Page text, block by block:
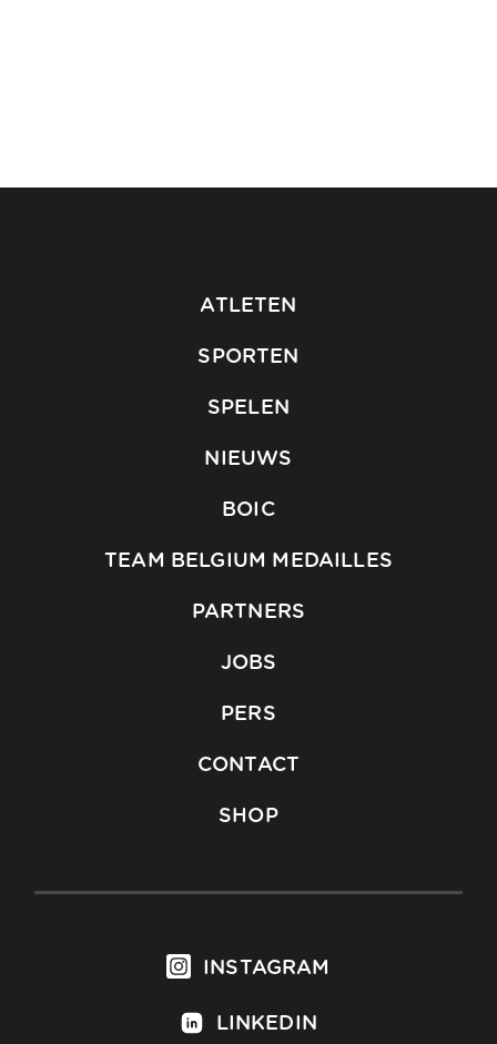
ATLETEN
SPORTEN
SPELEN
NIEUWS
BOIC
TEAM BELGIUM MEDAILLES
PARTNERS
JOBS
PERS
CONTACT
SHOP
INSTAGRAM
LINKEDIN